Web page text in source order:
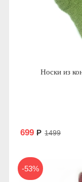
Носки из
699 Р 1499
-53%